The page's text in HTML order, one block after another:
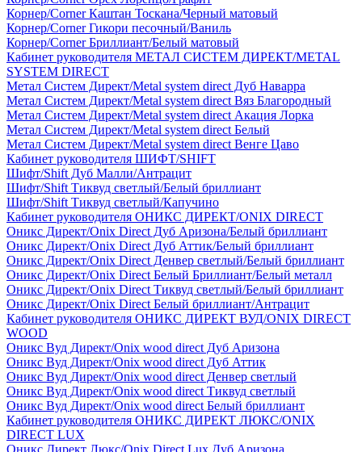
Корнер/Corner Каштан Тоскана/Черный матовый
Корнер/Corner Гикори песочный/Ваниль
Корнер/Corner Бриллиант/Белый матовый
Кабинет руководителя МЕТАЛ СИСТЕМ ДИРЕКТ/METAL
SYSTEM DIRECT
Метал Систем Директ/Metal system direct Дуб Наварра
Метал Систем Директ/Metal system direct Вяз Благородный
Метал Систем Директ/Metal system direct Акация Лорка
Метал Систем Директ/Metal system direct Белый
Метал Систем Директ/Metal system direct Венге Цаво
Кабинет руководителя ШИФТ/SHIFT
Шифт/Shift Дуб Малли/Антрацит
Шифт/Shift Тиквуд светлый/Белый бриллиант
Шифт/Shift Тиквуд светлый/Капучино
Кабинет руководителя ОНИКС ДИРЕКТ/ONIX DIRECT
Оникс Директ/Onix Direct Дуб Аризона/Белый бриллиант
Оникс Директ/Onix Direct Дуб Аттик/Белый бриллиант
Оникс Директ/Onix Direct Денвер светлый/Белый бриллиант
Оникс Директ/Onix Direct Белый Бриллиант/Белый металл
Оникс Директ/Onix Direct Тиквуд светлый/Белый бриллиант
Оникс Директ/Onix Direct Белый бриллиант/Антрацит
Кабинет руководителя ОНИКС ДИРЕКТ ВУД/ONIX DIRECT
WOOD
Оникс Вуд Директ/Onix wood direct Дуб Аризона
Оникс Вуд Директ/Onix wood direct Дуб Аттик
Оникс Вуд Директ/Onix wood direct Денвер светлый
Оникс Вуд Директ/Onix wood direct Тиквуд светлый
Оникс Вуд Директ/Onix wood direct Белый бриллиант
Кабинет руководителя ОНИКС ДИРЕКТ ЛЮКС/ONIX
DIRECT LUX
Оникс Директ Люкс/Onix Direct Lux Дуб Аризона